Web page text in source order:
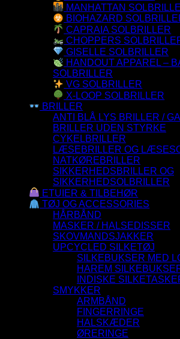
MANHATTAN
BIOHAZARD
CAPRAIA SOLBRILLER
CHOPPERS
GISELLE SOLBRILLER
HANDOUT APPAREL –
SOLBRILLER
VG SOLBRILLER
X-LOOP SOLBRILLER
BRILLER
ANTI BLÅ LYS BRILLER /
BRILLER UDEN STYRKE
CYKELBRILLER
LÆSEBRILLER OG
NATKØREBRILLER
SIKKERHEDSBRILLER OG
SIKKERHEDSOLBRILLER
ETUIER & TILBEHØR
TØJ OG ACCESSORIES
HÅRBÅND
MASKER / HALSEDISSER
SKOVMANDSJAKKER
UPCYCLED SILKETØJ
SILKEBUKSER MED
HAREM
INDISKE
SMYKKER
ARMBÅND
FINGERRINGE
HALSKÆDER
ØRERINGE